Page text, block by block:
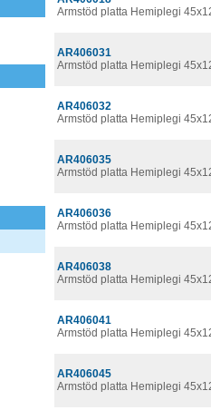
Armstöd platta Hemiplegi
AR406031
Armstöd platta Hemiplegi
AR406032
Armstöd platta Hemiplegi
AR406035
Armstöd platta Hemiplegi
AR406036
Armstöd platta Hemiplegi
AR406038
Armstöd platta Hemiplegi
AR406041
Armstöd platta Hemiplegi
AR406045
Armstöd platta Hemiplegi